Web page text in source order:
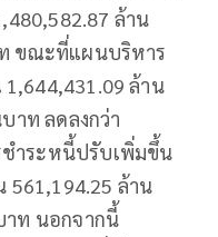
ล้าน
ขณะที่แผนบริหาร
ล้าน
าท ลดลงกว่า
ำระหนี้ปรับเพิ่มขึ้น
561,194.25 ล้าน
าท นอกจากนี้